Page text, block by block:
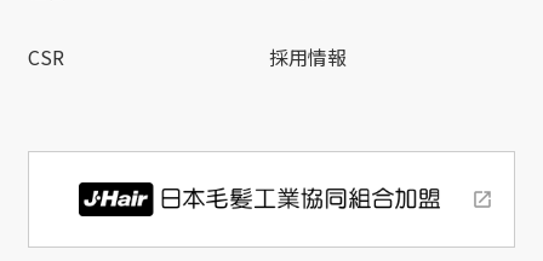
CSR 採用情報